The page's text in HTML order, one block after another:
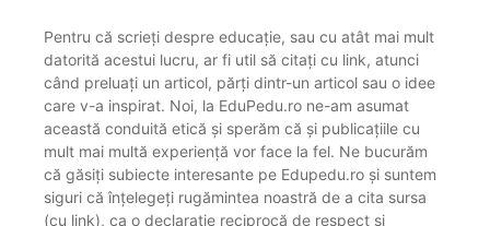
Pentru că scrieți despre educație, sau cu atât mai mult
datorită acestui lucru, ar fi util să citați cu link, atunci
când preluați un articol, părți dintr-un articol sau o idee
care v-a inspirat. Noi, la EduPedu.ro ne-am asumat
această conduită etică și sperăm că și publicațiile cu
mult mai multă experiență vor face la fel. Ne bucurăm
că găsiți subiecte interesante pe Edupedu.ro și suntem
siguri că înțelegeți rugămintea noastră de a cita sursa
(cu link), ca o declarație reciprocă de respect și